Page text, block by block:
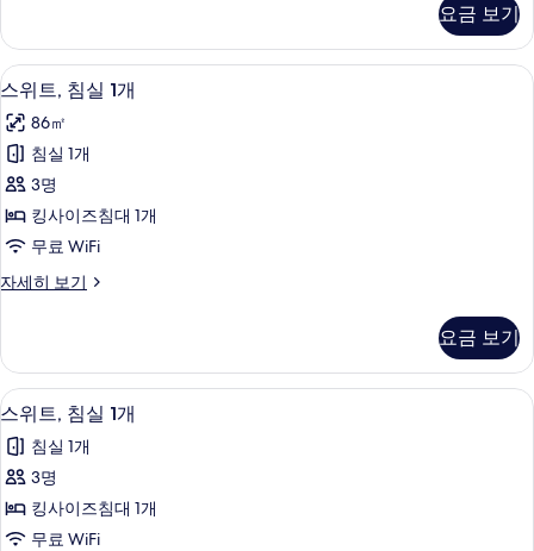
보
기
보
기
개,
흡
연,
마
당
전
망
사
진
보
기
싱
글
침
2
개,
연,
마
당
전
망
보
기
요금 보기
스
위
트,
침
실
1
개
사
모
두
보
기
11
스위트, 침실 1개
86㎡
침실 1개
3명
킹사이즈침대 1개
무료 WiFi
자세히 보기
스
실
개
세
히
기
요금 보기
스
위
트,
침
실
스위트, 침실 1개 | 미니바, 객실 내 금고
16
스위트, 침실 1개
침실 1개
3명
킹사이즈침대 1개
무료 WiFi